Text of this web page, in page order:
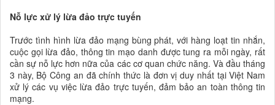
Nỗ lực xử lý lừa đảo trực tuyến
Trước tình hình lừa đảo mạng bùng phát, với hàng loạt tin nhắn,
cuộc gọi lừa đảo, thông tin mạo danh được tung ra mỗi ngày, rất
cần sự nỗ lực hơn nữa của các cơ quan chức năng. Và đầu tháng
3 này, Bộ Công an đã chính thức là đơn vị duy nhất tại Việt Nam
xử lý các vụ việc lừa đảo trực tuyến, đảm bảo an toàn thông tin
mạng.